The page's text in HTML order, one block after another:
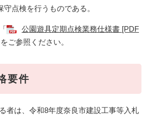
守点検を行うものである。
公園遊具定期点検業務仕様書 [PDF
をご参照ください。
要件
者は、令和8年度奈良市建設工事等入札